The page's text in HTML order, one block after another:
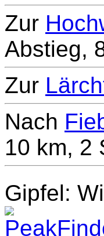
Zur
Abstieg,
Zur
Nach
10 km, 2
Gipfel: